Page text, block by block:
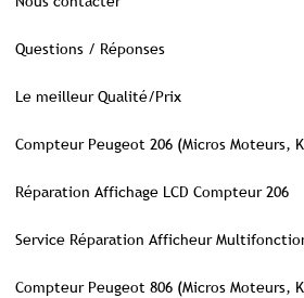
Questions / Réponses
Le meilleur Qualité/Prix
Compteur Peugeot 206 (Micros Moteurs,
Réparation Affichage LCD Compteur 206
Service Réparation Afficheur
Compteur Peugeot 806 (Micros Moteurs,